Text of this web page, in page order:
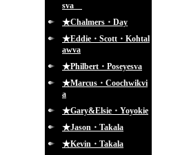
sva
★Chalmers・Day
★Eddie・Scott・Kohtal
awva
★Philbert・Poseyesva
★Marcus・Coochwikvi
a
★Gary&Elsie・Yoyokie
★Jason・Takala
★Kevin・Takala